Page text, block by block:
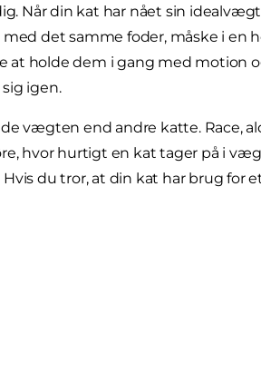
Når din kat har nået sin
det samme foder, måske i en
holde dem i gang med motion
igen.
vægten end andre katte. Race,
hvor hurtigt en kat tager på i
du tror, at din kat har brug for